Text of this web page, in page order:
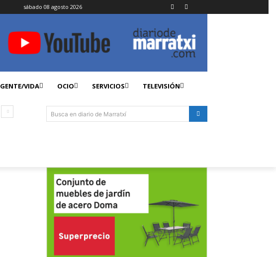
sábado 08 agosto 2026
GENTE/VIDA OCIO SERVICIOS TELEVISIÓN
Busca en diario de Marratxí